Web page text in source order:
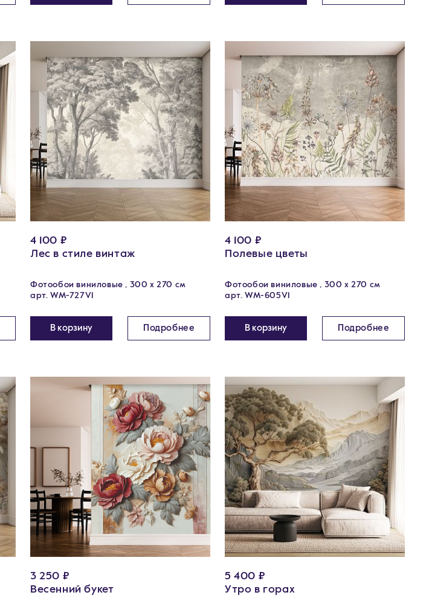
4 100 ₽
Лес в стиле винтаж
Фотообои виниловые , 300 х 270 см
арт. WM-727V1
В корзину Подробнее
4 100 ₽
Полевые цветы
Фотообои виниловые , 300 х 270 см
арт. WM-605V1
В корзину Подробнее
3 250 ₽
Весенний букет
5 400 ₽
Утро в горах